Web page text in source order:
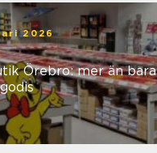
2026
Örebro: mer än bara